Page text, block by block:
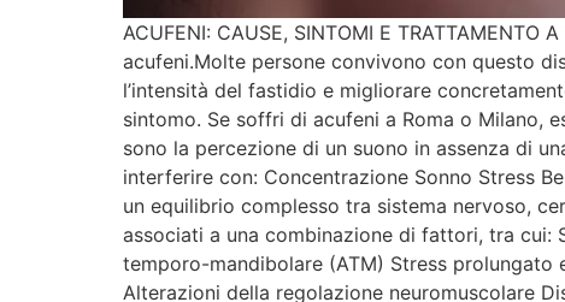
ACUFENI: CAUSE, SINTOMI E
acufeni.Molte persone convivono con questo
l’intensità del fastidio e migliorare
sintomo. Se soffri di acufeni a Roma o Milano,
sono la percezione di un suono in assenza di
interferire con: Concentrazione Sonno Stress
un equilibrio complesso tra sistema nervoso,
associati a una combinazione di fattori, tra cui:
temporo-mandibolare (ATM) Stress
Alterazioni della regolazione neuromuscolare